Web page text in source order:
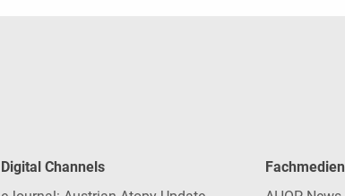
Digital Channels
Fachmedien